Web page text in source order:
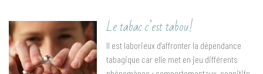
Le tabac c’est tabou!
Il est laborieux d’affronter la dépendance
tabagique car elle met en jeu différents